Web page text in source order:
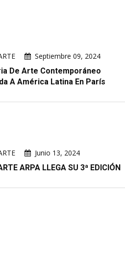
Septiembre 09, 2024
De Arte Contemporáneo
A América Latina En París
Junio 13, 2024
ARPA LLEGA SU 3ª EDICIÓN